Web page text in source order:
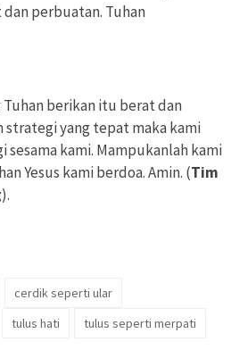
perbuatan. Tuhan
Tuhan berikan itu berat dan
yang tepat maka kami
kami. Mampukanlah kami
Yesus kami berdoa. Amin. (Tim
).
cerdik seperti ular
tulus hati tulus seperti merpati